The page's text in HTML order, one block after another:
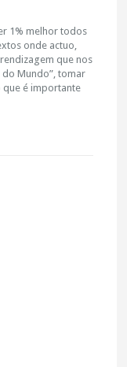
1% melhor todos
onde actuo,
que nos
Mundo”, tomar
que é importante